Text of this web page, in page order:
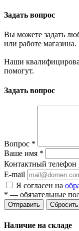
Задать вопрос
Вы можете задать
или работе магазина.
Наши
помогут.
Задать вопрос
Вопрос *
Ваше имя *
Контактный телефон
E-mail
Я согласен на
* — обязательные
Сбросить
Наличие на складе